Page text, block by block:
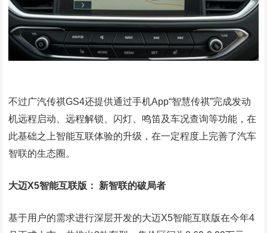
不过广汽传祺GS4还提供通过手机App“智慧传祺”完成发动
机远程启动、远程解锁、闪灯、鸣笛及车况查询等功能，在
此基础之上智能互联体验的升级，在一定程度上完善了汽车
智联的生态圈。
大迈X5智能互联版： 新智联的破局者
基于用户的需求进行深层开发的大迈X5智能互联版在今年4